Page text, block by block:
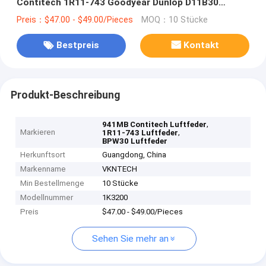
Contitech 1R11-743 Goodyear Dunlop D11B30
1TC300-36 WEWELERUS 500-10 KD
Preis：$47.00 - $49.00/Pieces MOQ：10 Stücke
Bestpreis Kontakt
Produkt-Beschreibung
Markieren
941MB Contitech Luftfeder,
1R11-743 Luftfeder,
BPW30 Luftfeder
Herkunftsort
Guangdong, China
Markenname
VKNTECH
Min Bestellmenge
10 Stücke
Modellnummer
1K3200
Preis
$47.00 - $49.00/Pieces
Sehen Sie mehr an